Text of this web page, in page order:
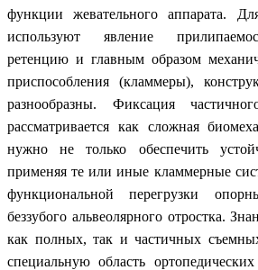
функции жевательного аппарата.
используют явление
ретенцию и главным образом
приспособления (кламмеры),
разнообразны. Фиксация
рассматривается как сложная
нужно не только обеспечить
применяя те или иные кламмерные
функциональной перегрузки
беззубого альвеолярного отростка.
как полных, так и частичных съемных
специальную область